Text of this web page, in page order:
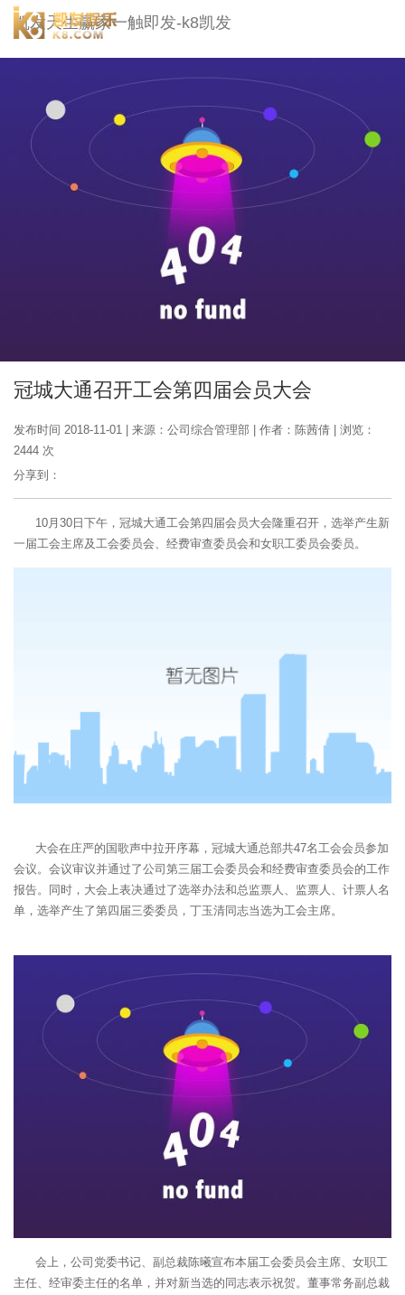
冠城大通-凯发天生赢家一触即发
凯发天生赢家一触即发-k8凯发
冠城大通召开工会第四届会员大会
发布时间 2018-11-01 来源：公司综合管理部 作者：陈茜倩
浏览：
2444 次
分享到：
10月30日下午，冠城大通工会第四届会员大会隆重召开，选举产生新
一届工会主席及工会委员会、经费审查委员会和女职工委员会委员。
大会在庄严的国歌声中拉开序幕，冠城大通总部共47名工会会员参加
会议。会议审议并通过了公司第三届工会委员会和经费审查委员会的工作
报告。同时，大会上表决通过了选举办法和总监票人、监票人、计票人名
单，选举产生了第四届三委委员，丁玉清同志当选为工会主席。
会上，公司党委书记、副总裁陈曦宣布本届工会委员会主席、女职工
主任、经审委主任的名单，并对新当选的同志表示祝贺。董事常务副总裁